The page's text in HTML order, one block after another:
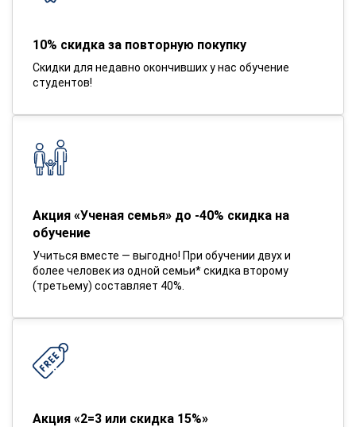
10% скидка за повторную покупку
Скидки для недавно окончивших у нас обучение
студентов!
Акция «Ученая семья» до -40% скидка на
обучение
Учиться вместе — выгодно! При обучении двух и
более человек из одной семьи* скидка второму
(третьему) составляет 40%.
Акция «2=3 или скидка 15%»